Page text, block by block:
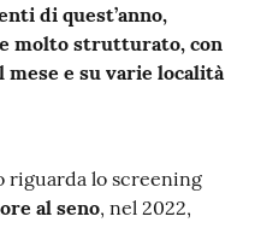
di quest’anno,
molto strutturato, con
e su varie località
riguarda lo screening
al seno, nel 2022,